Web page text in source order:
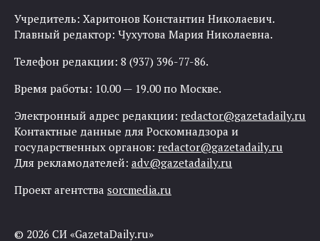
Учредитель: Харитонов Константин Николаевич.
Главный редактор: Чухутова Мария Николаевна.
Телефон редакции: 8 (937) 396-77-86.
Время работы: 10.00 — 19.00 по Москве.
Электронный адрес редакции: redactor@gazetadaily.ru
Контактные данные для Роскомнадзора и
государственных органов: redactor@gazetadaily.ru
Для рекламодателей: adv@gazetadaily.ru
Проект агентства sorcmedia.ru
© 2026 СИ «GazetaDaily.ru»